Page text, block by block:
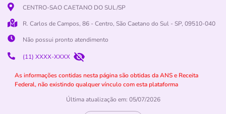
CENTRO-SAO CAETANO DO SUL/SP
R. Carlos de Campos, 86 - Centro, São Caetano do Sul - SP, 09510-040
Não possui pronto atendimento
(11) XXXX-XXXX
As informações contidas nesta página são obtidas da ANS e Receita
Federal, não existindo qualquer vínculo com esta plataforma
Última atualização em: 05/07/2026